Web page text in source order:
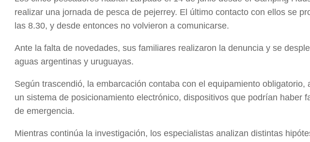
realizar una jornada de pesca de pejerrey. El último contacto con ellos se
las 8.30, y desde entonces no volvieron a comunicarse.
Ante la falta de novedades, sus familiares realizaron la denuncia y se
aguas argentinas y uruguayas.
Según trascendió, la embarcación contaba con el equipamiento
un sistema de posicionamiento electrónico, dispositivos que podrían haber
de emergencia.
Mientras continúa la investigación, los especialistas analizan distintas